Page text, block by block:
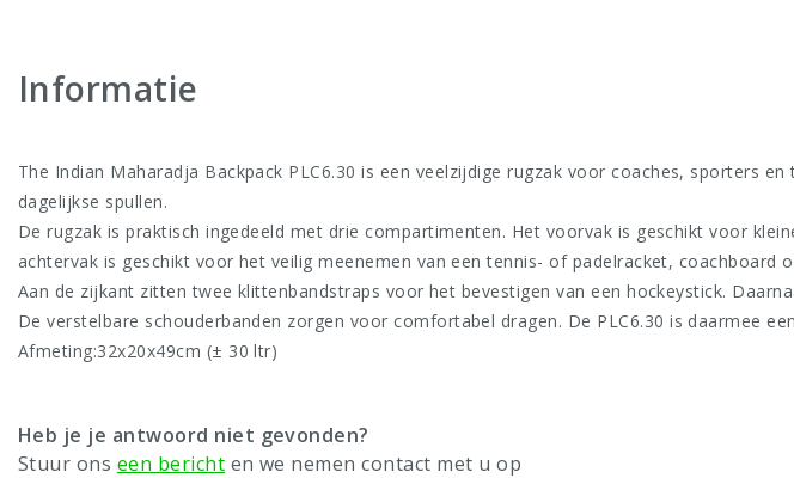
Informatie
The Indian Maharadja Backpack PLC6.30 is een veelzijdige rugzak voor coaches, sporters
dagelijkse spullen.
De rugzak is praktisch ingedeeld met drie compartimenten. Het voorvak is geschikt voor
achtervak is geschikt voor het veilig meenemen van een tennis- of padelracket, coachboard
Aan de zijkant zitten twee klittenbandstraps voor het bevestigen van een hockeystick.
De verstelbare schouderbanden zorgen voor comfortabel dragen. De PLC6.30 is daarmee
Afmeting:32x20x49cm (± 30 ltr)
Heb je je antwoord niet gevonden?
Stuur ons een bericht en we nemen contact met u op